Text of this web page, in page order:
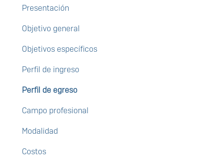
Presentación
Objetivo general
Objetivos específicos
Perfil de ingreso
Perfil de egreso
Campo profesional
Modalidad
Costos